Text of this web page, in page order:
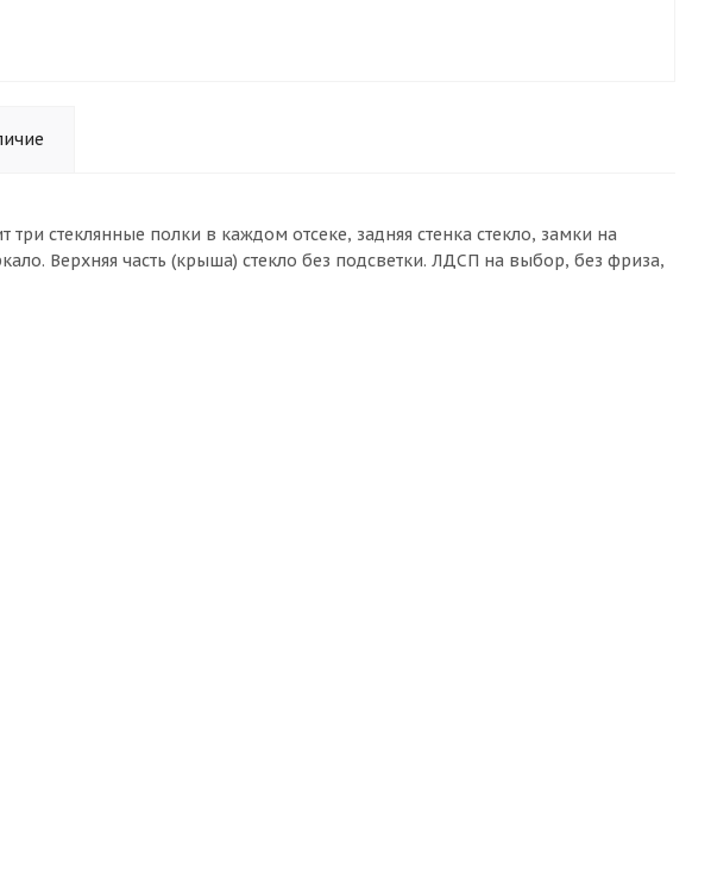
стеклянные полки в каждом отсеке, задняя стенка стекло, замки на
Верхняя часть (крыша) стекло без подсветки. ЛДСП на выбор, без фриза,